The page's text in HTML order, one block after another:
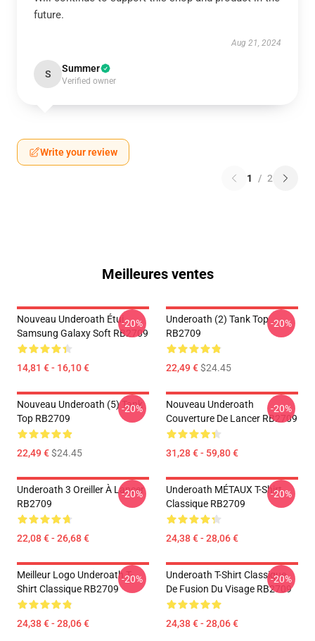
future.
Aug 21, 2024
S Summer
Verified owner
Write your review
1 / 2
Meilleures ventes
Nouveau Underoath Étui
Samsung Galaxy Soft RB2709
14,81 € - 16,10 €
-20%
Underoath (2) Tank Top
RB2709
22,49 €$24.45
-20%
Nouveau Underoath (5) Tank
Top RB2709
22,49 €$24.45
-20%
Nouveau Underoath
Couverture De Lancer RB2709
31,28 € - 59,80 €
-20%
Underoath 3 Oreiller À Lancer
RB2709
22,08 € - 26,68 €
-20%
Underoath MÉTAUX T-Shirt
Classique RB2709
24,38 € - 28,06 €
-20%
Meilleur Logo Underoath T-
Shirt Classique RB2709
24,38 € - 28,06 €
-20%
Underoath T-Shirt Classique
De Fusion Du Visage RB2709
24,38 € - 28,06 €
-20%